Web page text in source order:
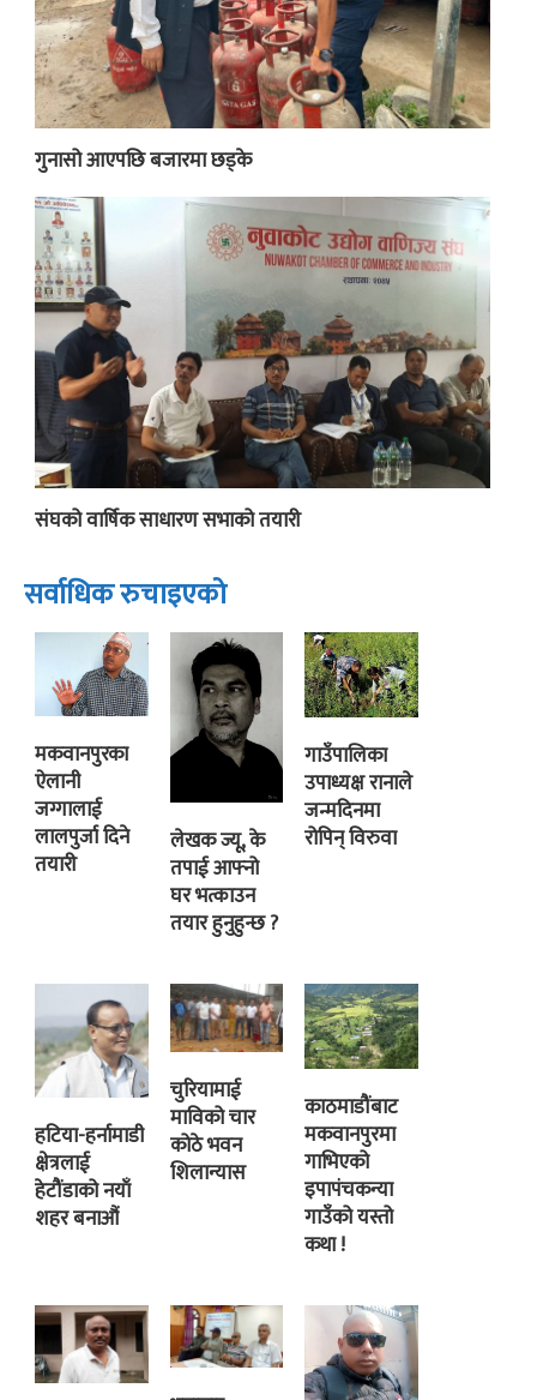
गुनासो आएपछि बजारमा छड्के
संघको वार्षिक साधारण सभाको तयारी
सर्वाधिक रुचाइएको
मकवानपुरका
ऐलानी
जग्गालाई
लालपुर्जा दिने
तयारी
लेखक ज्यू, के
तपाई आफ्नो
घर भत्काउन
तयार हुनुहुन्छ ?
गाउँपालिका
उपाध्यक्ष रानाले
जन्मदिनमा
रोपिन् विरुवा
हटिया-हर्नामाडी
क्षेत्रलाई
हेटौंडाको नयाँ
शहर बनाऔं
चुरियामाई
माविको चार
कोठे भवन
शिलान्यास
काठमाडौंबाट
मकवानपुरमा
गाभिएको
इपापंचकन्या
गाउँको यस्तो
कथा !